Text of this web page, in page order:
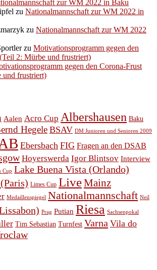
zur WM 2022 in Baku
zu Nationalmannschaft zur WM 2022 in
zu Nationalmannschaft zur WM 2022
zu Motivationsprogramm gegen den
2: Mürbe und frustriert)
gegen den Corona-Frust
und frustriert)
Aalen Acro Cup Albershausen Baku
Hegele BSAV DM Junioren und Senioren 2009
Ebersbach FIG Fragen an den DSAB
Hoyerswerda Igor Blintsov Interview
Cup Lake Buena Vista (Orlando)
Limes Cup LiveMainz
Medaillenspiegel Nationalmannschaft Neil
Prag Putian Riesa Sachsenpokal
Tim Sebastian Turnfest Varna Vila do